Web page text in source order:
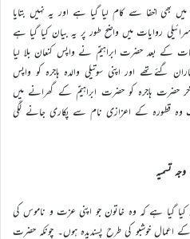
بھی اخفا سے کام لیا گیا ہے اور یہ نہیں بتایا
روایات میں واضح طور پر یہ بیان کیا گیا ہے
کے بعد حضرت ابراہیمؑ نے واپس کنعان بلا لیا
اور اپنی سوتیلی والدہ ہاجرہ کو واپس
ہاجرہ کو حضرت ابراہیمؑ کے گھرانے میں
وہ قطورہ کے اعزازی نام سے پکاری جانے لگی
وجہ تسمیہ
گیا ہے کہ وہ خاتون جو اپنی عزت و ناموس کی
اعمال خوشبو کی طرح پسندیدہ ہوں۔ چونکہ حضرت